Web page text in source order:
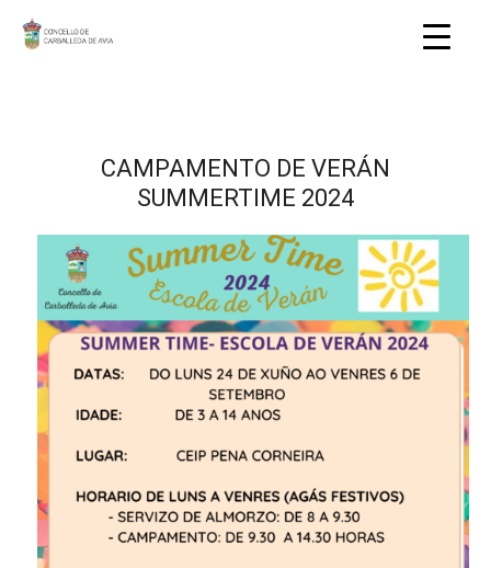
CAMPAMENTO DE VERÁN
SUMMERTIME 2024